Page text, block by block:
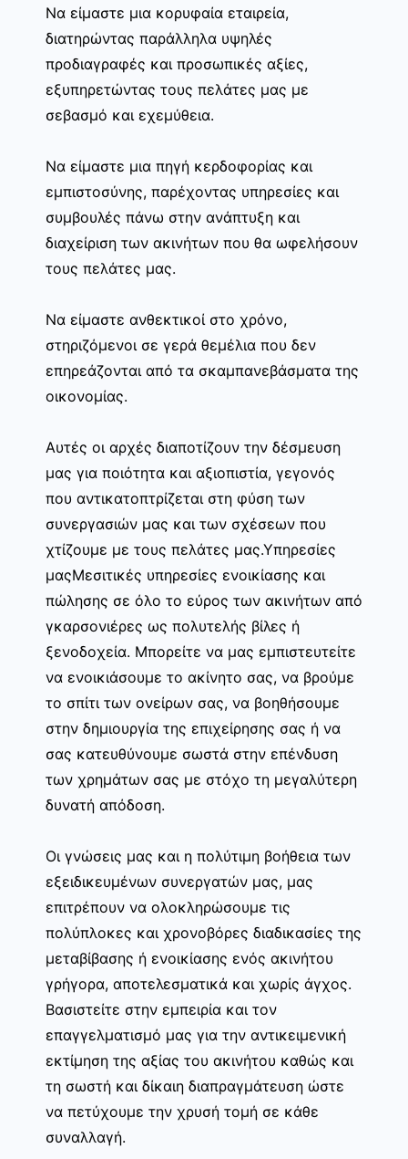
Να είμαστε μια κορυφαία εταιρεία,
διατηρώντας παράλληλα υψηλές
προδιαγραφές και προσωπικές αξίες,
εξυπηρετώντας τους πελάτες μας με
σεβασμό και εχεμύθεια.
Να είμαστε μια πηγή κερδοφορίας και
εμπιστοσύνης, παρέχοντας υπηρεσίες και
συμβουλές πάνω στην ανάπτυξη και
διαχείριση των ακινήτων που θα ωφελήσουν
τους πελάτες μας.
Να είμαστε ανθεκτικοί στο χρόνο,
στηριζόμενοι σε γερά θεμέλια που δεν
επηρεάζονται από τα σκαμπανεβάσματα της
οικονομίας.
Αυτές οι αρχές διαποτίζουν την δέσμευση
μας για ποιότητα και αξιοπιστία, γεγονός
που αντικατοπτρίζεται στη φύση των
συνεργασιών μας και των σχέσεων που
χτίζουμε με τους πελάτες μας.Υπηρεσίες
μαςΜεσιτικές υπηρεσίες ενοικίασης και
πώλησης σε όλο το εύρος των ακινήτων από
γκαρσονιέρες ως πολυτελής βίλες ή
ξενοδοχεία. Μπορείτε να μας εμπιστευτείτε
να ενοικιάσουμε το ακίνητο σας, να βρούμε
το σπίτι των ονείρων σας, να βοηθήσουμε
στην δημιουργία της επιχείρησης σας ή να
σας κατευθύνουμε σωστά στην επένδυση
των χρημάτων σας με στόχο τη μεγαλύτερη
δυνατή απόδοση.
Οι γνώσεις μας και η πολύτιμη βοήθεια των
εξειδικευμένων συνεργατών μας, μας
επιτρέπουν να ολοκληρώσουμε τις
πολύπλοκες και χρονοβόρες διαδικασίες της
μεταβίβασης ή ενοικίασης ενός ακινήτου
γρήγορα, αποτελεσματικά και χωρίς άγχος.
Βασιστείτε στην εμπειρία και τον
επαγγελματισμό μας για την αντικειμενική
εκτίμηση της αξίας του ακινήτου καθώς και
τη σωστή και δίκαιη διαπραγμάτευση ώστε
να πετύχουμε την χρυσή τομή σε κάθε
συναλλαγή.